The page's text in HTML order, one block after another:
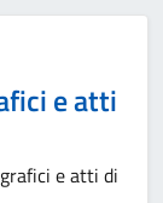
e atti
e atti di